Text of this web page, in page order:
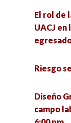
proyecto
naturales».,
Políticas
El rol de
UACJ
Riesgo
Diseño
campo